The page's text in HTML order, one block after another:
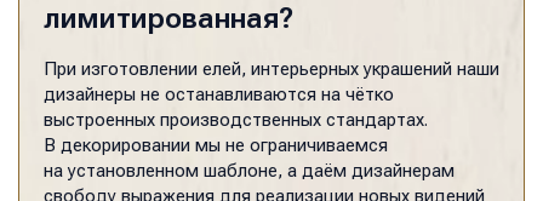
лимитированная?
При изготовлении елей, интерьерных украшений наши
дизайнеры не останавливаются на чётко
выстроенных производственных стандартах.
В декорировании мы не ограничиваемся
на установленном шаблоне, а даём дизайнерам
свободу выражения для реализации новых видений